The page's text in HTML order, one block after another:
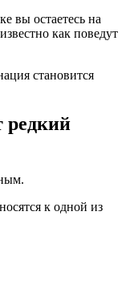
вы остаетесь на
как поведут
становится
редкий
к одной из